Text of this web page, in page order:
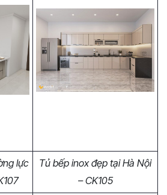
lực
Tủ bếp inox đẹp tại Hà Nội
– CK105